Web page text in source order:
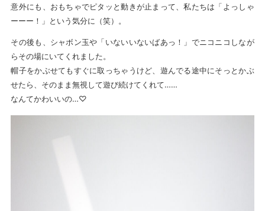
意外にも、おもちゃでピタッと動きが止まって、私たちは「よっしゃ
ーーー！」という気分に（笑）。
その後も、シャボン玉や「いないいないばあっ！」でニコニコしなが
らその場にいてくれました。
帽子をかぶせてもすぐに取っちゃうけど、遊んでる途中にそっとかぶ
せたら、そのまま無視して遊び続けてくれて……
なんてかわいいの…♡